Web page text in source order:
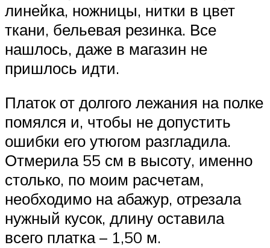
линейка, ножницы, нитки в цвет
ткани, бельевая резинка. Все
нашлось, даже в магазин не
пришлось идти.
Платок от долгого лежания на полке
помялся и, чтобы не допустить
ошибки его утюгом разгладила.
Отмерила 55 см в высоту, именно
столько, по моим расчетам,
необходимо на абажур, отрезала
нужный кусок, длину оставила
всего платка – 1,50 м.